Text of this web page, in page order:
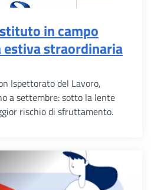
in campo
estiva straordinaria
Ispettorato del Lavoro,
a settembre: sotto la lente
rischio di sfruttamento.